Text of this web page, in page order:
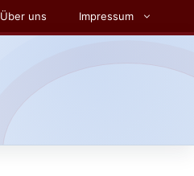
Über uns Impressum